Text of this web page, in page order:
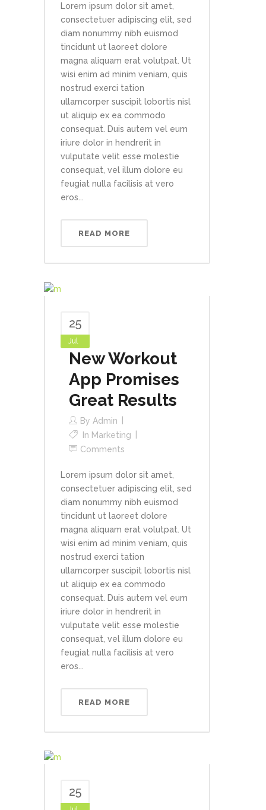
Lorem ipsum dolor sit amet,
consectetuer adipiscing elit, sed
diam nonummy nibh euismod
tincidunt ut laoreet dolore
magna aliquam erat volutpat. Ut
wisi enim ad minim veniam, quis
nostrud exerci tation
ullamcorper suscipit lobortis nisl
ut aliquip ex ea commodo
consequat. Duis autem vel eum
iriure dolor in hendrerit in
vulputate velit esse molestie
consequat, vel illum dolore eu
feugiat nulla facilisis at vero
eros...
READ MORE
25
Jul
New Workout
App Promises
Great Results
By Admin
In Marketing
Comments
Lorem ipsum dolor sit amet,
consectetuer adipiscing elit, sed
diam nonummy nibh euismod
tincidunt ut laoreet dolore
magna aliquam erat volutpat. Ut
wisi enim ad minim veniam, quis
nostrud exerci tation
ullamcorper suscipit lobortis nisl
ut aliquip ex ea commodo
consequat. Duis autem vel eum
iriure dolor in hendrerit in
vulputate velit esse molestie
consequat, vel illum dolore eu
feugiat nulla facilisis at vero
eros...
READ MORE
25